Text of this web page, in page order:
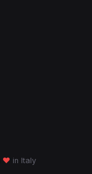
♥ in Italy